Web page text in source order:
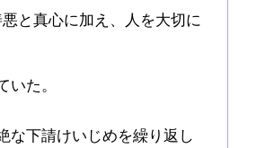
と真心に加え、人を大切に
た。
な下請けいじめを繰り返し